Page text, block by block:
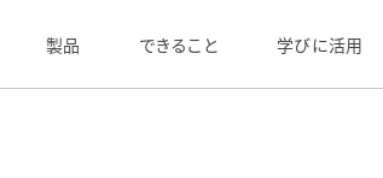
製品 できること 学びに活用